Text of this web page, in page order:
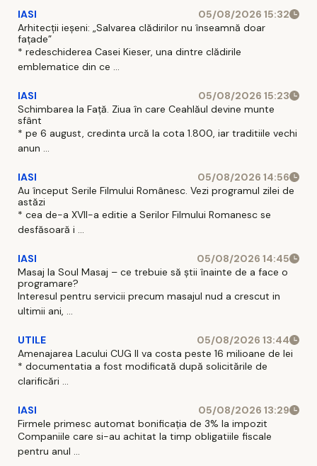
IASI
05/08/2026 15:32
Arhitecții ieșeni: „Salvarea clădirilor nu înseamnă doar
fațade”
* redeschiderea Casei Kieser, una dintre clădirile
emblematice din ce ...
IASI
05/08/2026 15:23
Schimbarea la Față. Ziua în care Ceahlăul devine munte
sfânt
* pe 6 august, credinta urcă la cota 1.800, iar traditiile vechi
anun ...
IASI
05/08/2026 14:56
Au început Serile Filmului Românesc. Vezi programul zilei de
astăzi
* cea de-a XVII-a editie a Serilor Filmului Romanesc se
desfăsoară i ...
IASI
05/08/2026 14:45
Masaj la Soul Masaj – ce trebuie să știi înainte de a face o
programare?
Interesul pentru servicii precum masajul nud a crescut in
ultimii ani, ...
UTILE
05/08/2026 13:44
Amenajarea Lacului CUG II va costa peste 16 milioane de lei
* documentatia a fost modificată după solicitările de
clarificări ...
IASI
05/08/2026 13:29
Firmele primesc automat bonificația de 3% la impozit
Companiile care si-au achitat la timp obligatiile fiscale
pentru anul ...